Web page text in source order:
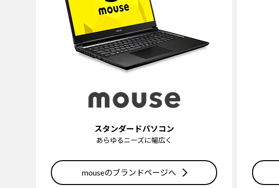
スタンダードパソコン
あらゆるニーズに幅広く
mouseのブランドページへ